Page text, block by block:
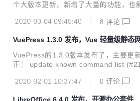
个大版本更新，新增了大量的功能，也
把重点内容摘录如下： Apache Ignite
ithReadRepair扩展IgniteCache API对
一致性检查； 将MVCC特性标记为试验
Ignite 监控: 新增将对象暴露为系统视图
L, JMX输出)； 新增对指标信息进行...
2020-03-04 09:45:40 8 评论
VuePress 1.3.0 发布，Vue 轻量级静态
VuePress的1.3.0版本发布了，主要更
正： update known command list
(df59909) $core: set NODE_ENV
2020-02-01 10:37:47 0 评论
LibreOffice 6.4.0 发布，开源办公套件